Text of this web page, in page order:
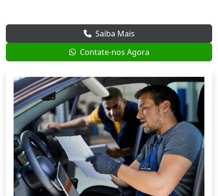
Saiba Mais
Contate-nos Agora